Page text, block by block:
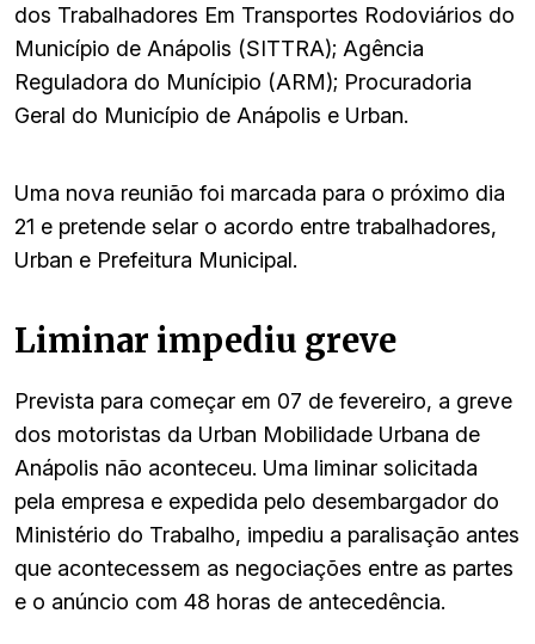
dos Trabalhadores Em Transportes Rodoviários do
Município de Anápolis (SITTRA); Agência
Reguladora do Munícipio (ARM); Procuradoria
Geral do Município de Anápolis e Urban.
Uma nova reunião foi marcada para o próximo dia
21 e pretende selar o acordo entre trabalhadores,
Urban e Prefeitura Municipal.
Liminar impediu greve
Prevista para começar em 07 de fevereiro, a greve
dos motoristas da Urban Mobilidade Urbana de
Anápolis não aconteceu. Uma liminar solicitada
pela empresa e expedida pelo desembargador do
Ministério do Trabalho, impediu a paralisação antes
que acontecessem as negociações entre as partes
e o anúncio com 48 horas de antecedência.